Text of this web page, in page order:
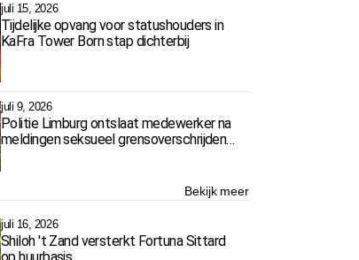
juli 15, 2026
Tijdelijke opvang voor statushouders in
KaFra Tower Born stap dichterbij
juli 9, 2026
Politie Limburg ontslaat medewerker na
meldingen seksueel grensoverschrijdend
Bekijk meer
juli 16, 2026
Shiloh 't Zand versterkt Fortuna Sittard
op huurbasis